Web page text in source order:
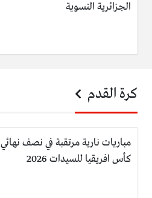
الجزائرية النسوية
كرة القدم
مباريات نارية مرتقبة في نصف نهائي
كأس افريقيا للسيدات 2026